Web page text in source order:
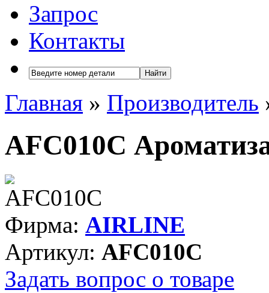
Запрос
Контакты
Найти
Главная » Производитель
AFC010C
Фирма: AIRLINE
Артикул: AFC010C
Задать вопрос о товаре